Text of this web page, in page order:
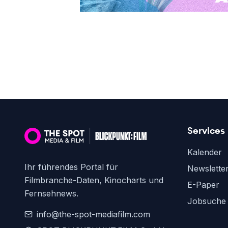
Ihr führendes Portal für
Filmbranche-Daten, Kinocharts und
Fernsehnews.
info@the-spot-mediafilm.com
Services
Kalender
E-Paper
Jobsuche